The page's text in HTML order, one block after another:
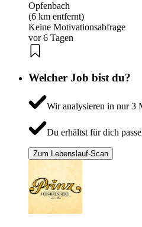
Opfenbach
(6 km entfernt)
Keine Motivationsabfrage
vor 6 Tagen
Welcher Job bist du?
Wir analysieren in nur 3
Du erhältst für dich
Zum Lebenslauf-Scan